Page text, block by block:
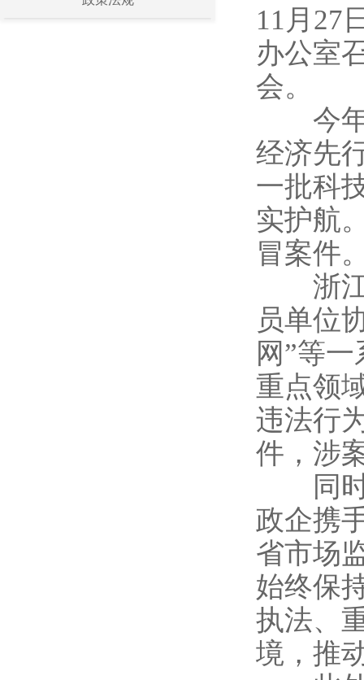
11月27
办公室
会。
今年
经济先
一批科
实护航
冒案件
浙江
员单位
网”等
重点领
违法行
件，涉
同时
政企携
省市场
始终保
执法、
境，推